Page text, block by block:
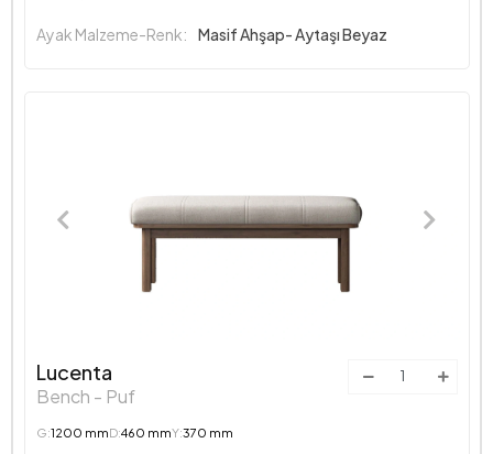
Ayak Malzeme-Renk: Masif Ahşap- Aytaşı Beyaz
Lucenta
Bench - Puf
G:1200 mmD:460 mmY:370 mm